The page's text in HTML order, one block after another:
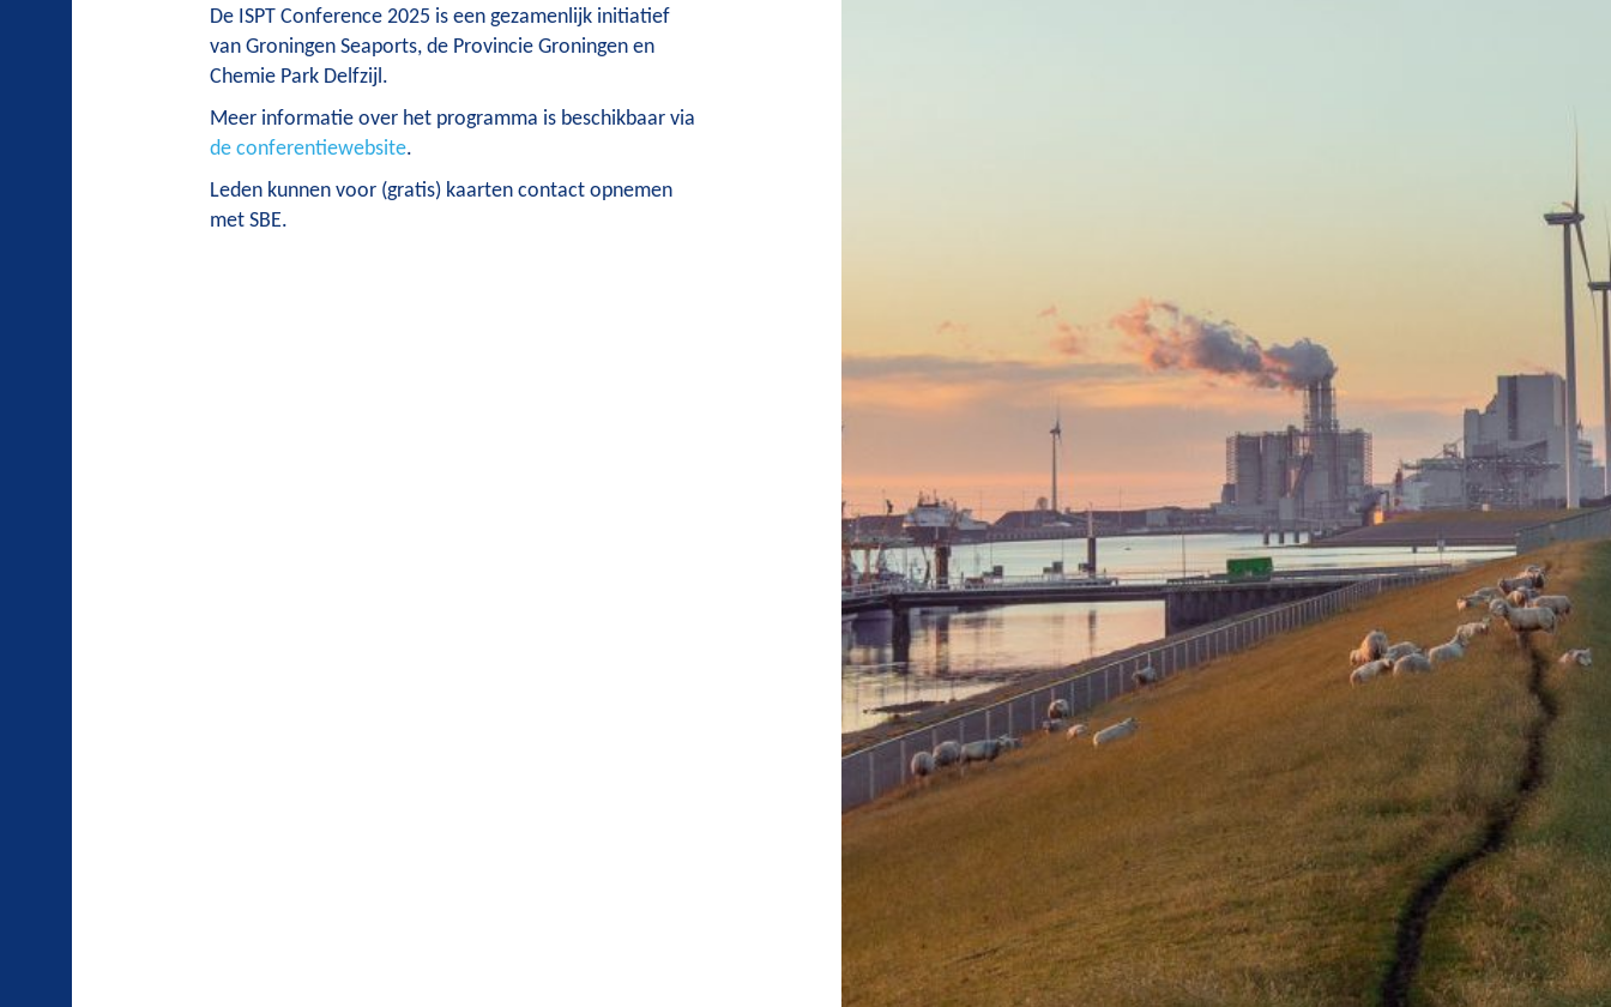
De ISPT Conference 2025 is een gezamenlijk initiatief
van Groningen Seaports, de Provincie Groningen en
Chemie Park Delfzijl.
Meer informatie over het programma is beschikbaar via
de conferentiewebsite.
Leden kunnen voor (gratis) kaarten contact opnemen
met SBE.